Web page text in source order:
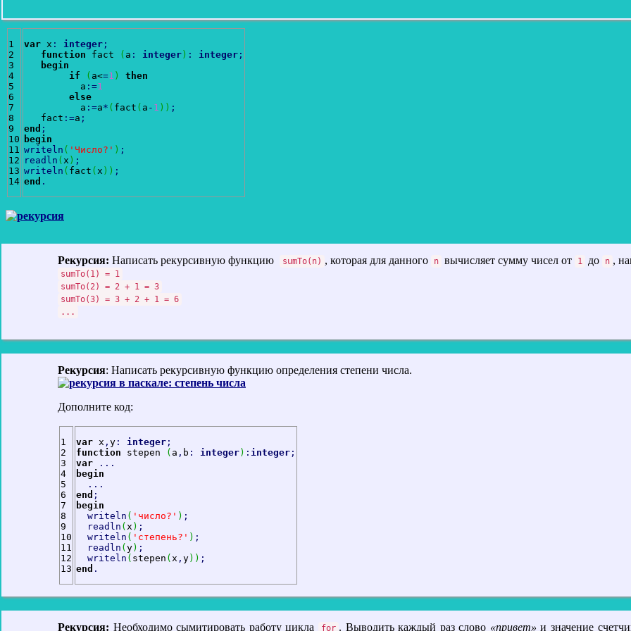
1
2
3
4
5
6
7
8
9
10
11
12
13
var x : integer ;
function fact ( a : integer ) : integer ;
begin
if
( a<=1 )
then
          a
: =1
else
          a
: =a* ( fact ( a - 1 ) ) ;
   fact
: =a ;
end ;
begin
writeln ( 'Число?' ) ;
readln ( x ) ;
writeln ( fact ( x ) ) ;
end .
Рекурсия: Написать рекурсивную функцию sumTo(n) , которая для данного n вычисляет сумму чисел от 1 до n ,
sumTo(1) = 1
sumTo(2) = 2 + 1 = 3
sumTo(3) = 3 + 2 + 1 = 6
...
Рекурсия: Написать рекурсивную функцию определения степени числа.
Дополните код:
1
2
3
4
5
6
7
8
9
10
11
12
var x , y : integer ;
function stepen ( a , b : integer) : integer ;
var
...
begin
...
end ;
begin
writeln ( 'число?' ) ;
readln ( x ) ;
writeln ( 'степень?' ) ;
readln ( y) ;
writeln ( stepen ( x , y) ) ;
end .
Рекурсия: Необходимо сымитировать работу цикла for . Выводить каждый раз слово «привет»